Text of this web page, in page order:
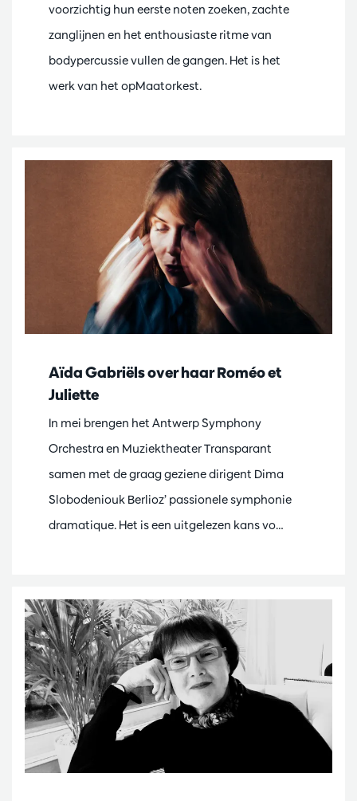
voorzichtig hun eerste noten zoeken, zachte
zanglijnen en het enthousiaste ritme van
bodypercussie vullen de gangen. Het is het
werk van het opMaatorkest.
Aïda Gabriëls over haar Roméo et
Juliette
In mei brengen het Antwerp Symphony
Orchestra en Muziektheater Transparant
samen met de graag geziene dirigent Dima
Slobodeniouk Berlioz’ passionele symphonie
dramatique. Het is een uitgelezen kans vo…